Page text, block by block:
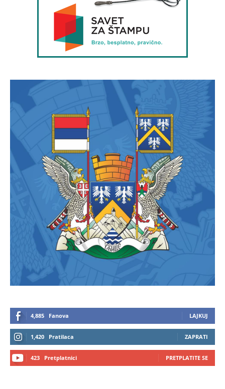
4,885 Fanova LAJKUJ
1,420 Pratilaca ZAPRATI
423 Pretplatnici PRETPLATITE SE